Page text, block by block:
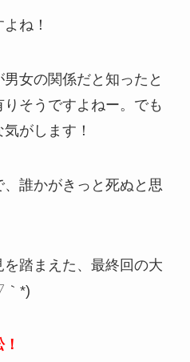
ね！
女の関係だと知ったと
そうですよねー。でも
がします！
誰かがきっと死ぬと思
踏まえた、最終回の大
｀*)
！